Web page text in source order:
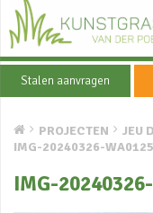
Stalen aanvragen
PROJECTEN
JEU
IMG-20240326-WA0125
IMG-